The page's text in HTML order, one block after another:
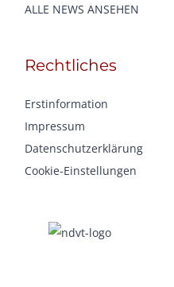
ALLE NEWS ANSEHEN
Rechtliches
Erstinformation
Impressum
Datenschutzerklärung
Cookie-Einstellungen